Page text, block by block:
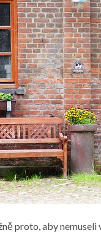
proto, aby